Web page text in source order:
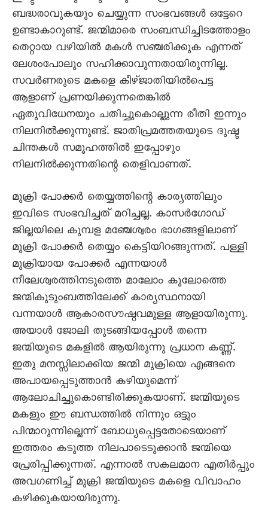
ബദ്ധരാവുകയും ചെയ്യുന്ന സംഭവങ്ങൾ ഒട്ടേറെ
ഉണ്ടാകാറുണ്ട്. ജന്മിമാരെ സംബന്ധിച്ചിടത്തോളം
തെറ്റായ വഴിയിൽ മകൾ സഞ്ചരിക്കുക എന്നത്
ലേശംപോലും സഹിക്കാവുന്നതായിരുന്നില്ല.
സവർണരുടെ മകളെ കീഴ്ജാതിയിൽപെട്ട
ആളാണ് പ്രണയിക്കുന്നതെങ്കിൽ
ഏതുവിധേനയും ചതിച്ചുകൊല്ലുന്ന രീതി ഇന്നും
നിലനിൽക്കുന്നുണ്ട്‌. ജാതിപ്രമത്തതയുടെ ദുഷ്ട
ചിന്തകൾ സമൂഹത്തിൽ ഇപ്പോഴും
നിലനിൽക്കുന്നതിന്റെ തെളിവാണത്‌.
മുക്രി പോക്കർ തെയ്യത്തിന്റെ കാര്യത്തിലും
ഇവിടെ സംഭവിച്ചത് മറിച്ചല്ല. കാസർഗോഡ്
ജില്ലയിലെ കുമ്പള മഞ്ചേശ്വരം ഭാഗങ്ങളിലാണ്‌
മുക്രി പോക്കർ തെയ്യം കെട്ടിയിറങ്ങുന്നത്. പള്ളി
മുക്രിയായ പോക്കർ എന്നയാൾ
നീലേശ്വരത്തിനടുത്തെ മാലോം കൂലോത്തെ
ജന്മികുടുംബത്തിലേക്ക് കാര്യസ്ഥനായി
വന്നയാൾ ആകാരസൗഷ്ഠവമുള്ള ആളായിരുന്നു.
അയാൾ ജോലി തുടങ്ങിയപ്പോൾ തന്നെ
ജന്മിയുടെ മകളിൽ ആയിരുന്നു പ്രധാന കണ്ണ്.
ഇതു മനസ്സിലാക്കിയ ജന്മി മുക്രിയെ എങ്ങനെ
അപായപ്പെടുത്താൻ കഴിയുമെന്ന്
ആലോചിച്ചുകൊണ്ടിരിക്കുകയാണ്. ജന്മിയുടെ
മകളും ഈ ബന്ധത്തിൽ നിന്നും ഒട്ടും
പിന്മാറുന്നില്ലെന്ന് ബോധ്യപ്പെട്ടതോടെയാണ്
ഇത്തരം കടുത്ത നിലപാടെടുക്കാൻ ജന്മിയെ
പ്രേരിപ്പിക്കുന്നത്. എന്നാൽ സകലമാന എതിർപ്പും
അവഗണിച്ച് മുക്രി ജന്മിയുടെ മകളെ വിവാഹം
കഴിക്കുകയായിരുന്നു.